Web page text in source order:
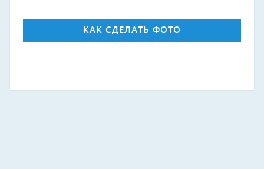
КАК СДЕЛАТЬ ФОТО